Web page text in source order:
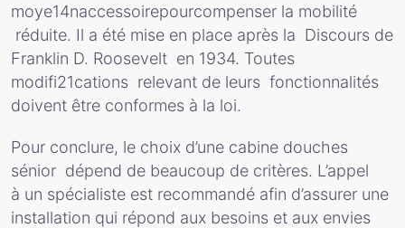
moye14naccessoirepourcompenser la mobilité
réduite. Il a été mise en place après la Discours de
Franklin D. Roosevelt en 1934. Toutes
modifi21cations relevant de leurs fonctionnalités
doivent être conformes à la loi.
Pour conclure, le choix d’une cabine douches
sénior dépend de beaucoup de critères. L’appel
à un spécialiste est recommandé afin d’assurer une
installation qui répond aux besoins et aux envies